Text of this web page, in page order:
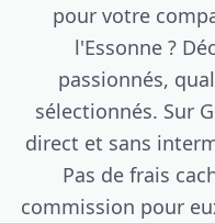
pour votre
l'Essonne ?
passionnés,
sélectionnés. Sur
direct et sans
Pas de frais
commission pour